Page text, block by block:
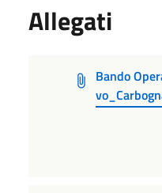
Allegati
Bando